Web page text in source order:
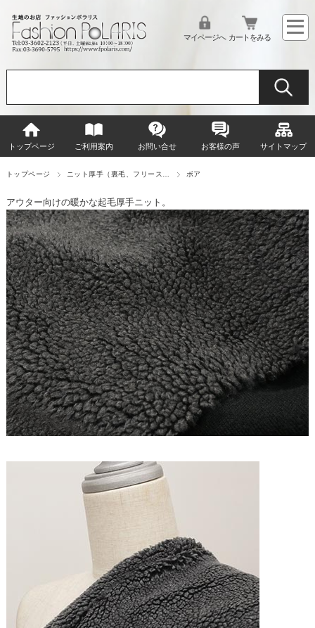
マイページへ カートをみる
トップページ ご利用案内 お問い合せ お客様の声 サイトマップ
トップページ ニット厚手（裏毛、フリース… ボア
アウター向けの暖かな起毛厚手ニット。